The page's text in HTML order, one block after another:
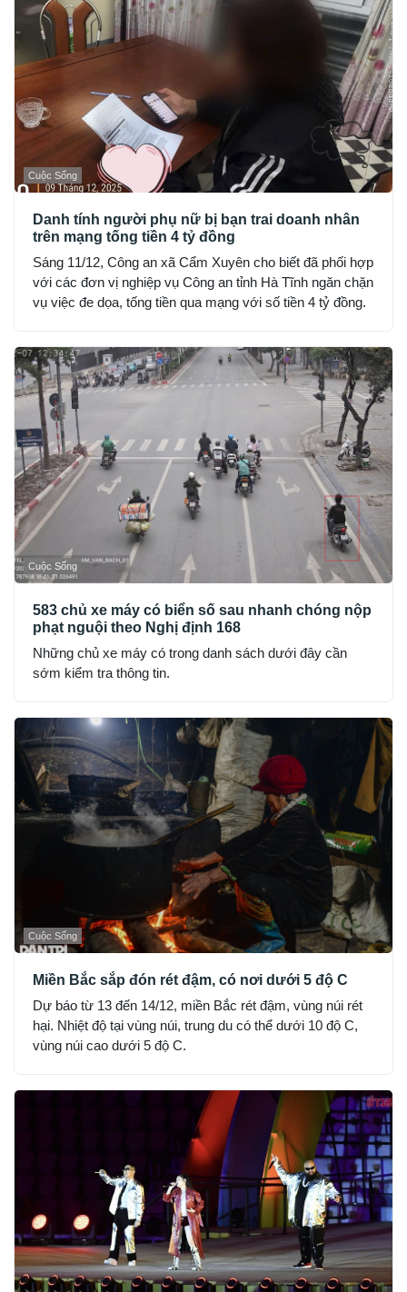
Cuộc Sống
Danh tính người phụ nữ bị bạn trai doanh nhân
trên mạng tống tiền 4 tỷ đồng
Sáng 11/12, Công an xã Cẩm Xuyên cho biết đã phối hợp
với các đơn vị nghiệp vụ Công an tỉnh Hà Tĩnh ngăn chặn
vụ việc đe dọa, tống tiền qua mạng với số tiền 4 tỷ đồng.
Cuộc Sống
583 chủ xe máy có biển số sau nhanh chóng nộp
phạt nguội theo Nghị định 168
Những chủ xe máy có trong danh sách dưới đây cần
sớm kiểm tra thông tin.
Cuộc Sống
Miền Bắc sắp đón rét đậm, có nơi dưới 5 độ C
Dự báo từ 13 đến 14/12, miền Bắc rét đậm, vùng núi rét
hại. Nhiệt độ tại vùng núi, trung du có thể dưới 10 độ C,
vùng núi cao dưới 5 độ C.